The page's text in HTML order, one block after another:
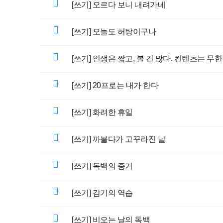
[쓰기] 오르다 보니 내려가네
[쓰기] 오늘도 허탕이구나
[쓰기] 인생은 짧고, 볼 건 많다. 컨텐츠는 무
[쓰기] 20프로는 내가 한다
[쓰기] 화려한 휴일
[쓰기] 까불다가 고꾸라진 날
[쓰기] 독백의 증거
[쓰기] 감기의 역습
[쓰기] 비오는 날의 독백